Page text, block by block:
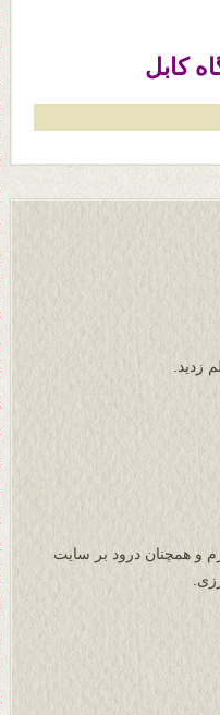
کابل
زدید.
و همچنان درود بر سایت